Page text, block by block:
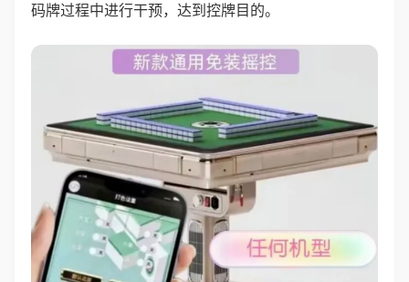
码牌过程中进行干预，达到控牌目的。